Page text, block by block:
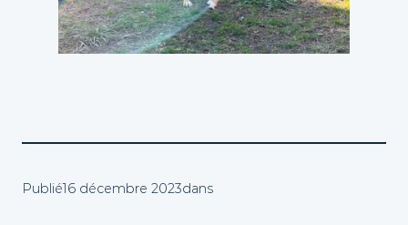
Publié16 décembre 2023dans